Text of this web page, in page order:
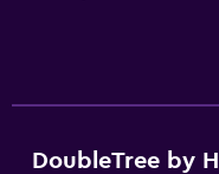
DoubleTree by